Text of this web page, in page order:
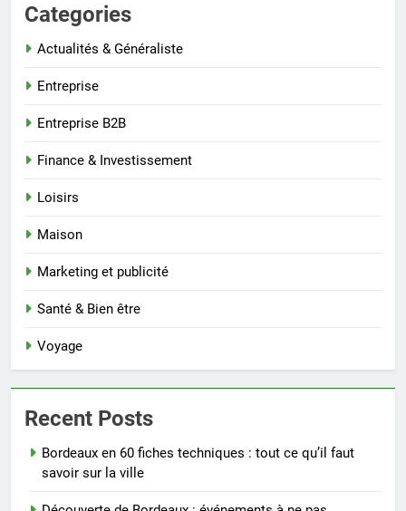
Categories
Actualités & Généraliste
Entreprise
Entreprise B2B
Finance & Investissement
Loisirs
Maison
Marketing et publicité
Santé & Bien être
Voyage
Recent Posts
Bordeaux en 60 fiches techniques : tout ce qu’il faut
savoir sur la ville